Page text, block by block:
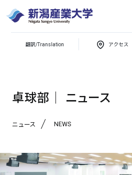
翻訳/Translation アクセス
潟
産
業
第７３回春季北信越学生卓球選手権
卓球部│ ニュース
ニュース NEWS